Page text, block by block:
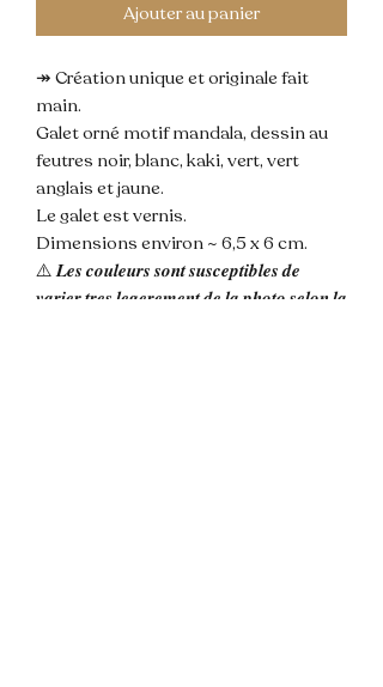
Ajouter au panier
↠ Création unique et originale fait
main.
Galet orné motif mandala, dessin au
feutres noir, blanc, kaki, vert, vert
anglais et jaune.
Le galet est vernis.
Dimensions environ ~ 6,5 x 6 cm.
⚠️ 𝑳𝒆𝒔 𝒄𝒐𝒖𝒍𝒆𝒖𝒓𝒔 𝒔𝒐𝒏𝒕 𝒔𝒖𝒔𝒄𝒆𝒑𝒕𝒊𝒃𝒍𝒆𝒔 𝒅𝒆
𝒗𝒂𝒓𝒊𝒆𝒓 𝒕𝒓𝒆𝒔 𝒍𝒆𝒈𝒆𝒓𝒆𝒎𝒆𝒏𝒕 𝒅𝒆 𝒍𝒂 𝒑𝒉𝒐𝒕𝒐 𝒔𝒆𝒍𝒐𝒏 𝒍𝒂